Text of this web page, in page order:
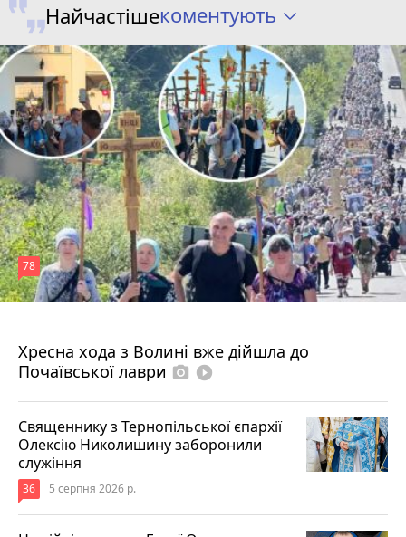
Найчастішекоментують
Хресна хода з Волині вже дійшла до
Почаївської лаври photo_camera play_circle_filled
78
Священнику з Тернопільської єпархії
Олексію Николишину заборонили
служіння
36 5 серпня 2026 р.